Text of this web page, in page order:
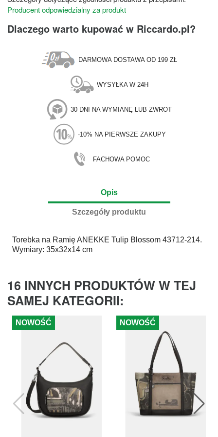
Producent odpowiedzialny za produkt
Dlaczego warto kupować w Riccardo.pl?
DARMOWA DOSTAWA OD 199 ZŁ
WYSYŁKA W 24H
30 DNI NA WYMIANĘ LUB ZWROT
-10% NA PIERWSZE ZAKUPY
FACHOWA POMOC
Opis
Szczegóły produktu
Torebka na RamięANEKKE Tulip Blossom 43712-214.
Wymiary: 35x32x14 cm
16 INNYCH PRODUKTÓW W TEJ
SAMEJ KATEGORII:
NOWOŚĆ NOWOŚĆ